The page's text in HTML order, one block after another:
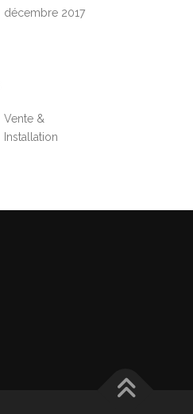
décembre 2017
Vente &
Installation